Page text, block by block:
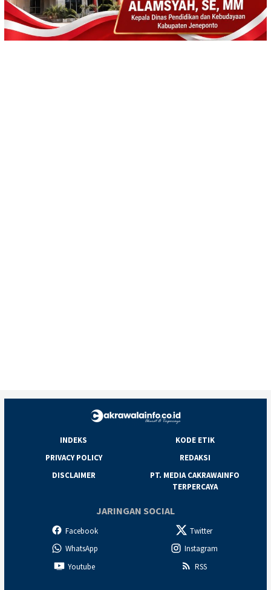
INDEKS
KODE ETIK
PRIVACY POLICY
REDAKSI
DISCLAIMER
PT. MEDIA CAKRAWAINFO
TERPERCAYA
JARINGAN SOCIAL
Facebook
Twitter
WhatsApp
Instagram
Youtube
RSS